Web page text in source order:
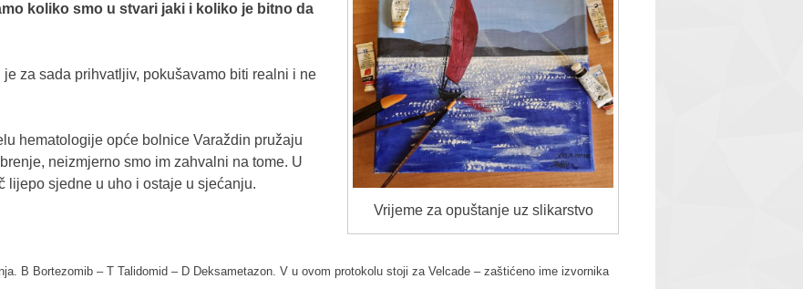
Vrijeme za opuštanje uz slikarstvo
koliko smo u stvari jaki i koliko je bitno da
za sada prihvatljiv, pokušavamo biti realni i ne
hematologije opće bolnice Varaždin pružaju
neizmjerno smo im zahvalni na tome. U
lijepo sjedne u uho i ostaje u sjećanju.
B Bortezomib – T Talidomid – D Deksametazon. V u ovom protokolu stoji za Velcade – zaštićeno ime izvornika